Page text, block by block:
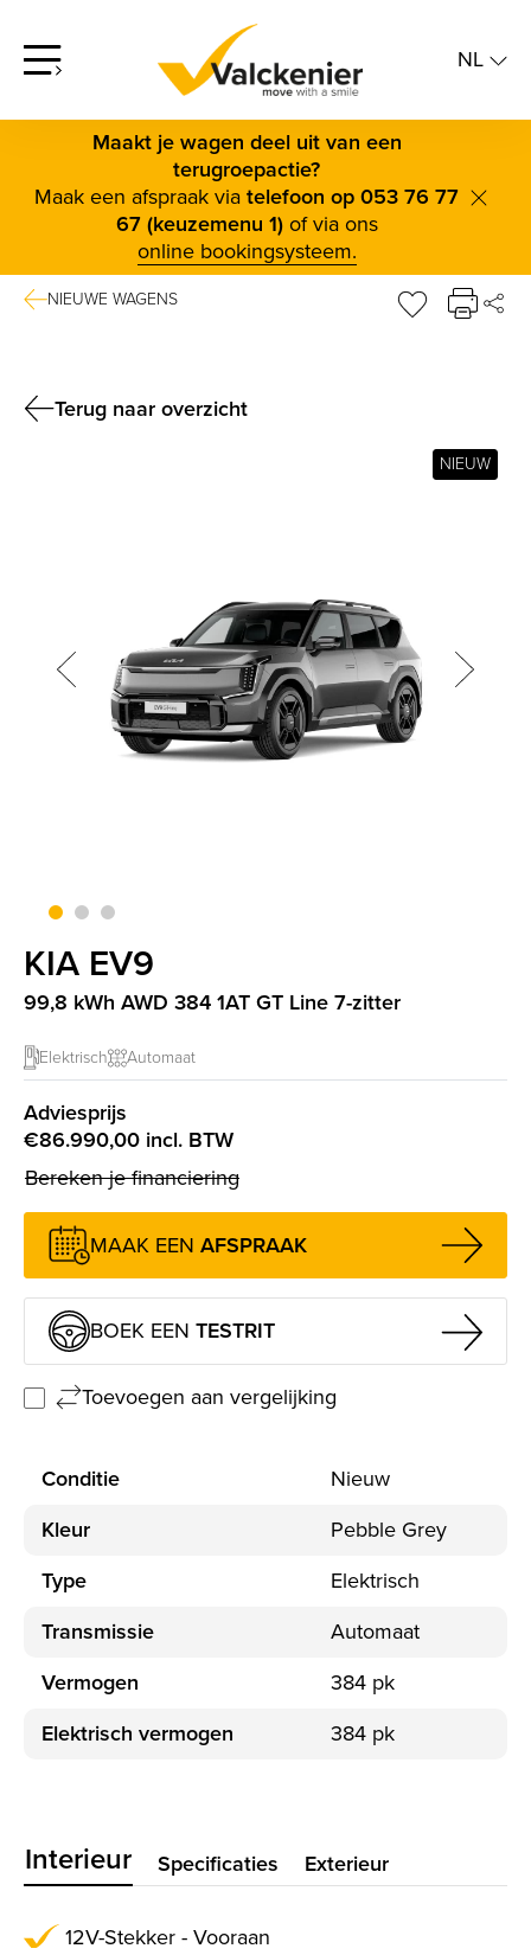
screenreader.open offcanvas menu
NL
Maakt je wagen deel uit van een
terugroepactie?
Maak een afspraak viatelefoon op 053 76 77
67 (keuzemenu 1)of via ons
online bookingsysteem.
NIEUWE WAGENS
Terug naar overzicht
NIEUW
KIA EV9
99,8 kWh AWD 384 1AT GT Line 7-zitter
Elektrisch Automaat
Adviesprijs
€86.990,00 incl. BTW
Bereken je financiering
MAAK EEN AFSPRAAK
BOEK EEN TESTRIT
Toevoegen aan vergelijking
Conditie
Nieuw
Kleur
Pebble Grey
Type
Elektrisch
Transmissie
Automaat
Vermogen
384 pk
Elektrisch vermogen
384 pk
Interieur Specificaties Exterieur
12V-Stekker - Vooraan